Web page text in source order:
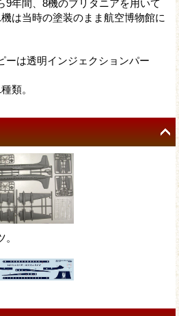
9年間、8機のブリタニアを用いて
は当時の塗装のまま航空博物館に
ーは透明インジェクションパー
類。